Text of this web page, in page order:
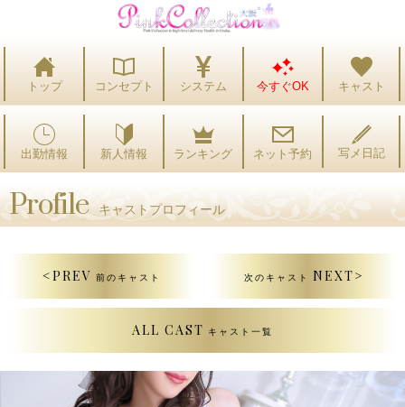
トップ コンセプト システム 今すぐOK キャスト
出勤情報 新人情報 ランキング ネット予約 写メ日記
Profile キャストプロフィール
<PREV 前のキャスト
ALL CAST キャスト一覧
次のキャスト NEXT>